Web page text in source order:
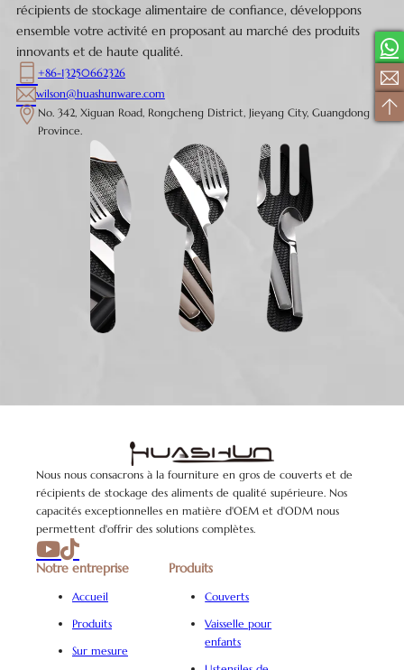
récipients de stockage alimentaire de confiance, développons
ensemble votre activité en proposant au marché des produits
innovants et de haute qualité.
+86-13250662326
wilson@huashunware.com
No. 342, Xiguan Road, Rongcheng District, Jieyang City, Guangdong
Province.
Nous nous consacrons à la fourniture en gros de couverts et de
récipients de stockage des aliments de qualité supérieure. Nos
capacités exceptionnelles en matière d'OEM et d'ODM nous
permettent d'offrir des solutions complètes.
Notre entreprise
Accueil
Produits
Sur mesure
Produits
Couverts
Vaisselle pour
enfants